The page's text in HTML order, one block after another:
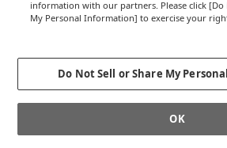
記事を探す
検
information with our partners. Please click [Do
My Personal Information] to exercise your
Do Not Sell or Share My
OK